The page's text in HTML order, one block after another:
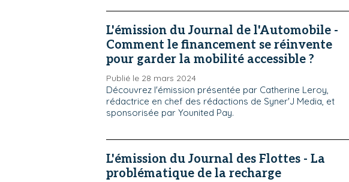
L'émission du Journal de l'Automobile -
Comment le financement se réinvente
pour garder la mobilité accessible ?
Publié le 28 mars 2024
Découvrez l'émission présentée par Catherine Leroy,
rédactrice en chef des rédactions de Syner'J Media, et
sponsorisée par Younited Pay.
L'émission du Journal des Flottes - La
problématique de la recharge